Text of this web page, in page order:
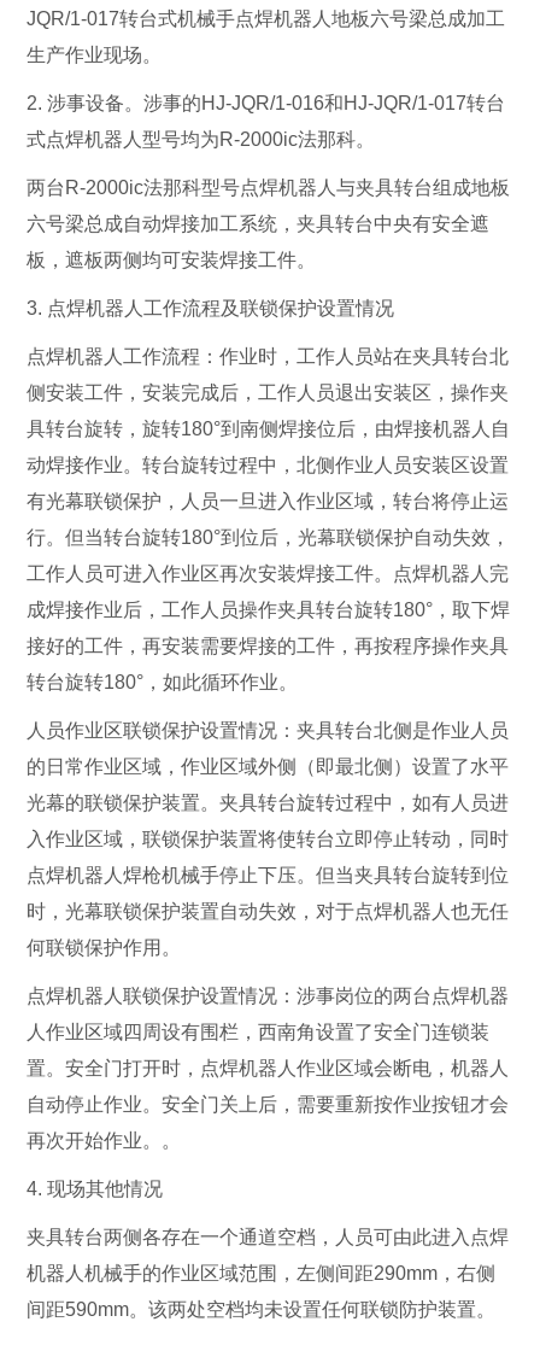
JQR/1-017转台式机械手点焊机器人地板六号梁总成加工
生产作业现场。
2. 涉事设备。涉事的HJ-JQR/1-016和HJ-JQR/1-017转台
式点焊机器人型号均为R-2000ic法那科。
两台R-2000ic法那科型号点焊机器人与夹具转台组成地板
六号梁总成自动焊接加工系统，夹具转台中央有安全遮
板，遮板两侧均可安装焊接工件。
3. 点焊机器人工作流程及联锁保护设置情况
点焊机器人工作流程：作业时，工作人员站在夹具转台北
侧安装工件，安装完成后，工作人员退出安装区，操作夹
具转台旋转，旋转180°到南侧焊接位后，由焊接机器人自
动焊接作业。转台旋转过程中，北侧作业人员安装区设置
有光幕联锁保护，人员一旦进入作业区域，转台将停止运
行。但当转台旋转180°到位后，光幕联锁保护自动失效，
工作人员可进入作业区再次安装焊接工件。点焊机器人完
成焊接作业后，工作人员操作夹具转台旋转180°，取下焊
接好的工件，再安装需要焊接的工件，再按程序操作夹具
转台旋转180°，如此循环作业。
人员作业区联锁保护设置情况：夹具转台北侧是作业人员
的日常作业区域，作业区域外侧（即最北侧）设置了水平
光幕的联锁保护装置。夹具转台旋转过程中，如有人员进
入作业区域，联锁保护装置将使转台立即停止转动，同时
点焊机器人焊枪机械手停止下压。但当夹具转台旋转到位
时，光幕联锁保护装置自动失效，对于点焊机器人也无任
何联锁保护作用。
点焊机器人联锁保护设置情况：涉事岗位的两台点焊机器
人作业区域四周设有围栏，西南角设置了安全门连锁装
置。安全门打开时，点焊机器人作业区域会断电，机器人
自动停止作业。安全门关上后，需要重新按作业按钮才会
再次开始作业。。
4. 现场其他情况
夹具转台两侧各存在一个通道空档，人员可由此进入点焊
机器人机械手的作业区域范围，左侧间距290mm，右侧
间距590mm。该两处空档均未设置任何联锁防护装置。